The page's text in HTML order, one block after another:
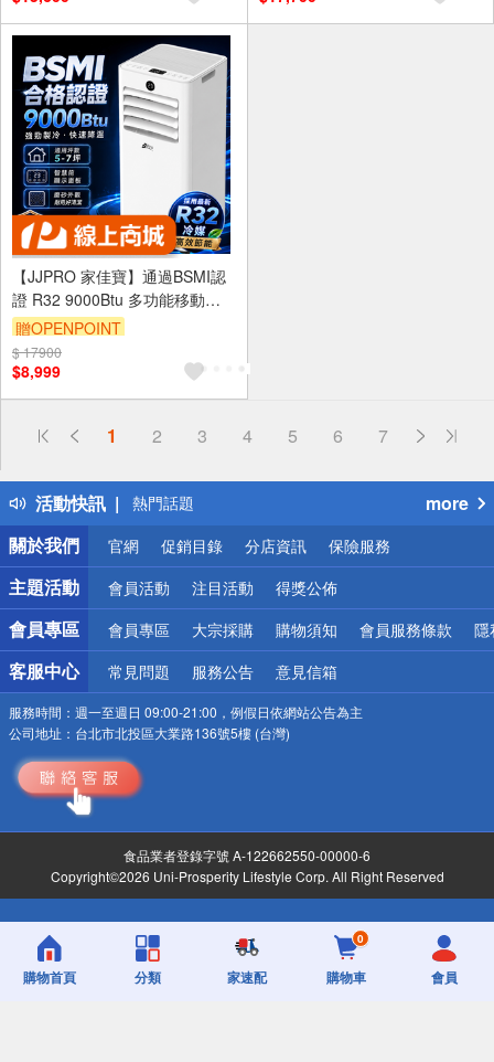
基本安裝運費)
滿額贈券
【JJPRO 家佳寶】通過BSMI認
證 R32 9000Btu 多功能移動式
空調 移動冷氣 JPAC07
贈OPENPOINT
$ 17900
$8,999
1 2 3 4 5 6 7
活動快訊
偏遠地區配送
得獎公告
熱門話題
銀行優惠
偏遠地區配送
詐騙網頁！請小心！
more
關於我們
官網 促銷目錄 分店資訊 保險服務
主題活動 會員活動 注目活動 得獎公佈
會員專區 會員專區 大宗採購 購物須知 會員服務條款 隱
客服中心 常見問題 服務公告 意見信箱
服務時間： 週一至週日 09:00-21:00，例假日依網站公告為主
公司地址： 台北市北投區大業路136號5樓 (台灣)
食品業者登錄字號 A-122662550-00000-6
Copyright©2026 Uni-Prosperity Lifestyle Corp. All Right Reserved
購物首頁 分類 家速配
0
購物車 會員